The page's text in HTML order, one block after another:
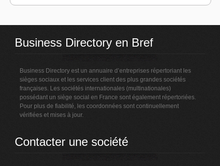
Business Directory en Bref
Business Directory est un annuaire d’entreprises répertoriant les
sièges sociaux et les services client des plus grandes sociétés
françaises. Les sociétés internationales (multinationales)
possédant un siège social en France sont également répertoriées.
Pour plus de fiabilité, les coordonnées sont continuellement
vérifiées et mises à jour.
Contacter une société